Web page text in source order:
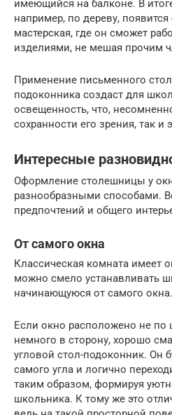
имеющийся на балконе. В
например, по дереву,
мастерская, где он сможет
изделиями, не мешая прочим
Применение письменного
подоконника создаст для
освещенность, что,
сохранности его зрения, так и
Интересные
Оформление столешницы у
разнообразными способами.
предпочтений и общего
От самого окна
Классическая комната имеет
можно смело устанавливать
начинающуюся от самого окна.
Если окно расположено не по
немного в сторону, хорошо
угловой стол-подоконник. Он
самого угла и логично
таким образом, формируя
школьника. К тому же это